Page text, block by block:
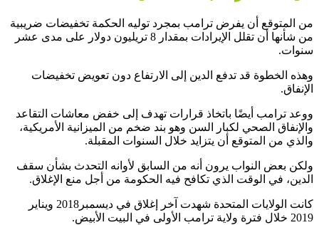
من المتوقع أن يفرض ترامب بمجرد توليه الحكمة تخفيضات ضريبية
من شأنها أن تقلل الإيرادات بمقدار 8 تريليون دولار على مدى عشر
سنوات.
وهذه الخطوة قد تدفع الدين إلى الارتفاع دون تعويض تخفيضات
الإنفاق.
ووعد ترامب أيضًا باتخاذ قرارات تهدف إلى خفض معاشات التقاعد
والإنفاق الصحي لكبار السن وهو بند ضخم من الميزانية الأمريكية،
والذي من المتوقع أن يتزايد خلال السنوات المقبلة.
ولكن بعض النواب يرون أنه من السابق لأوانه التحدث بشأن سقف
الدين، في الوقت الذي تكافح فيه الحكومة من أجل منع الإغلاق.
كانت الولايات المتحدة شهدت آخر إغلاق في ديسمبر2018 ويناير
2019 خلال فترة ولاية ترامب الأولى في البيت الأبيض.